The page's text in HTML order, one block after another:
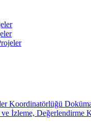
Koordinatörlüğü
İzleme, Değerlendirme